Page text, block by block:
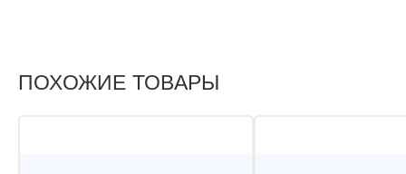
ПОХОЖИЕ ТОВАРЫ